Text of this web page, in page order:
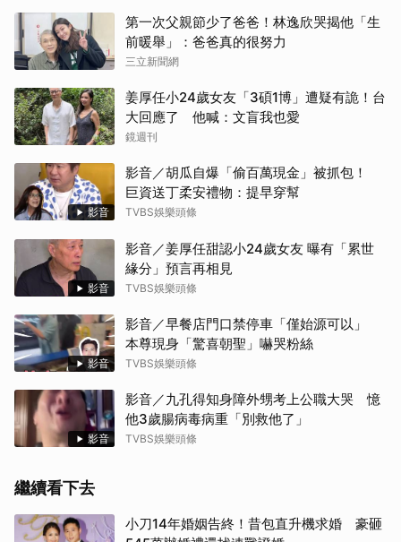
第一次父親節少了爸爸！林逸欣哭揭他「生
前暖舉」：爸爸真的很努力
三立新聞網
姜厚任小24歲女友「3碩1博」遭疑有詭！台
大回應了 他喊：文盲我也愛
鏡週刊
影音
影音／胡瓜自爆「偷百萬現金」被抓包！
巨資送丁柔安禮物：提早穿幫
TVBS娛樂頭條
影音
影音／姜厚任甜認小24歲女友 曝有「累世
緣分」預言再相見
TVBS娛樂頭條
影音
影音／早餐店門口禁停車「僅始源可以」
本尊現身「驚喜朝聖」嚇哭粉絲
TVBS娛樂頭條
影音
影音／九孔得知身障外甥考上公職大哭 憶
他3歲腸病毒病重「別救他了」
TVBS娛樂頭條
繼續看下去
小刀14年婚姻告終！昔包直升機求婚 豪砸